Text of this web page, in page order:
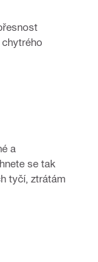
a
se tak
tyčí, ztrátám